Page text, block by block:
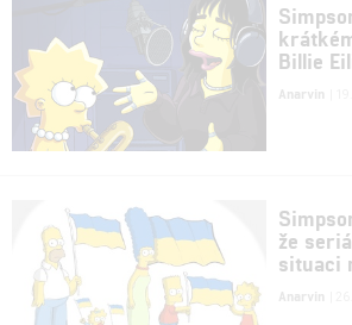
Billie
Anarvin
že
situaci
Anarvin